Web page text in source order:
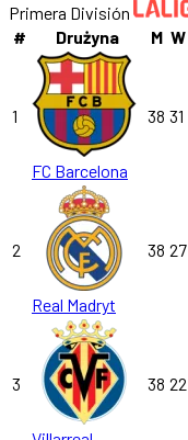
Primera División
#
Drużyna M W
1
FC Barcelona
38 31
2
Real Madryt
38 27
3 38 22